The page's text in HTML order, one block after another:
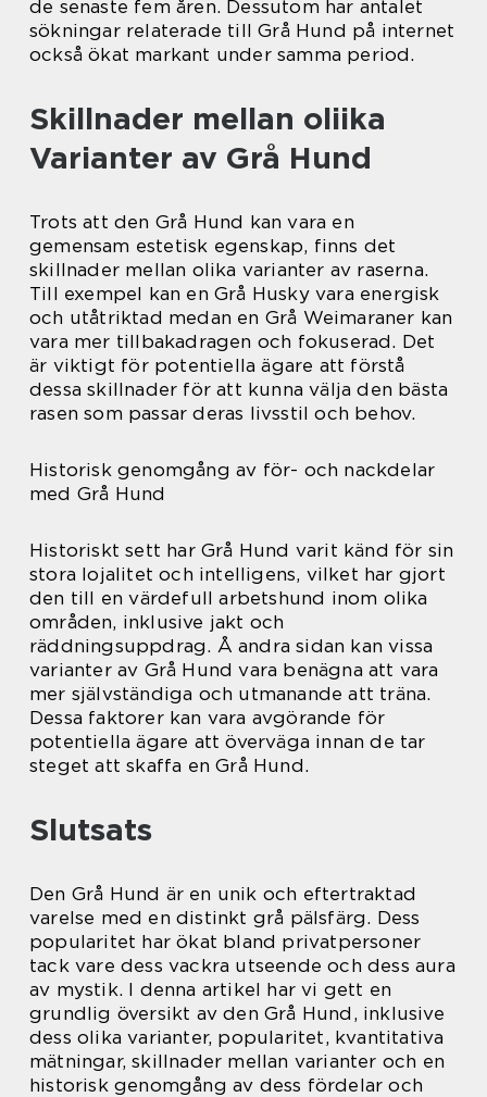
de senaste fem åren. Dessutom har antalet
sökningar relaterade till Grå Hund på internet
också ökat markant under samma period.
Skillnader mellan oliika
Varianter av Grå Hund
Trots att den Grå Hund kan vara en
gemensam estetisk egenskap, finns det
skillnader mellan olika varianter av raserna.
Till exempel kan en Grå Husky vara energisk
och utåtriktad medan en Grå Weimaraner kan
vara mer tillbakadragen och fokuserad. Det
är viktigt för potentiella ägare att förstå
dessa skillnader för att kunna välja den bästa
rasen som passar deras livsstil och behov.
Historisk genomgång av för- och nackdelar
med Grå Hund
Historiskt sett har Grå Hund varit känd för sin
stora lojalitet och intelligens, vilket har gjort
den till en värdefull arbetshund inom olika
områden, inklusive jakt och
räddningsuppdrag. Å andra sidan kan vissa
varianter av Grå Hund vara benägna att vara
mer självständiga och utmanande att träna.
Dessa faktorer kan vara avgörande för
potentiella ägare att överväga innan de tar
steget att skaffa en Grå Hund.
Slutsats
Den Grå Hund är en unik och eftertraktad
varelse med en distinkt grå pälsfärg. Dess
popularitet har ökat bland privatpersoner
tack vare dess vackra utseende och dess aura
av mystik. I denna artikel har vi gett en
grundlig översikt av den Grå Hund, inklusive
dess olika varianter, popularitet, kvantitativa
mätningar, skillnader mellan varianter och en
historisk genomgång av dess fördelar och